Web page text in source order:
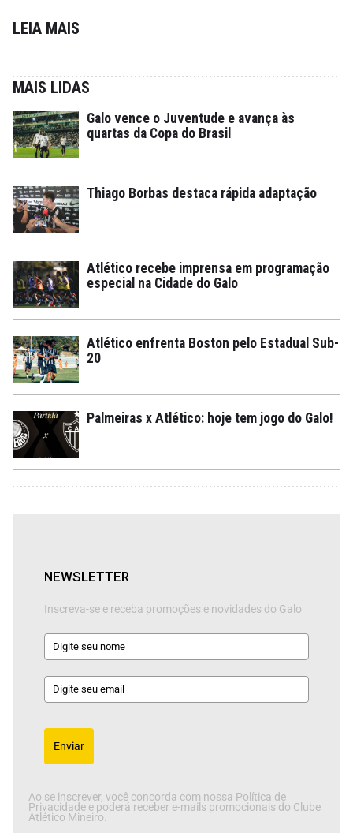
LEIA MAIS
MAIS LIDAS
Galo vence o Juventude e avança às
quartas da Copa do Brasil
Thiago Borbas destaca rápida adaptação
Atlético recebe imprensa em programação
especial na Cidade do Galo
Atlético enfrenta Boston pelo Estadual Sub-
20
Palmeiras x Atlético: hoje tem jogo do Galo!
NEWSLETTER
Inscreva-se e receba promoções e novidades do Galo
Enviar
Ao se inscrever, você concorda com nossa Política de
Privacidade e poderá receber e-mails promocionais do Clube
Atlético Mineiro.